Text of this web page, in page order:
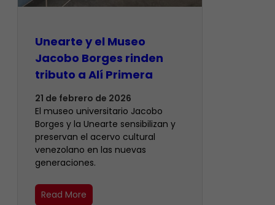
Unearte y el Museo
Jacobo Borges rinden
tributo a Alí Primera
21 de febrero de 2026
El museo universitario Jacobo
Borges y la Unearte sensibilizan y
preservan el acervo cultural
venezolano en las nuevas
generaciones.
Read More